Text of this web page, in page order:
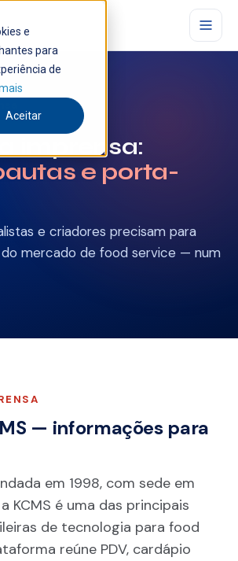
e
para
de
Aceitar
imprensa:
e porta-
e criadores precisam para
do mercado de food service — num
— informações para
em 1998, com sede em
KCMS é uma das principais
de tecnologia para food
reúne PDV, cardápio